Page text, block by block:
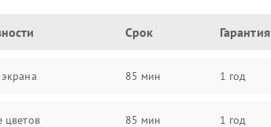
Срок Гарантия
85 мин 1 год
цветов 85 мин 1 год